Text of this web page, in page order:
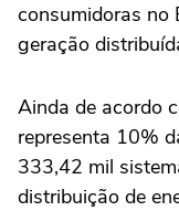
consumidoras no
geração
Ainda de acordo
representa 10%
333,42 mil
distribuição de